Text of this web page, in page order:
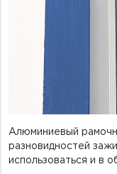
Алюминиевый
разновидностей
использоваться и в